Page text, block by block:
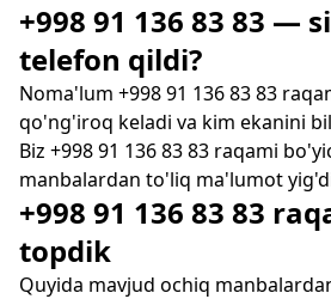
+998 91 136 83 83 —
telefon qildi?
Noma'lum +998 91 136 83 83
qo'ng'iroq keladi va kim ekanini
Biz +998 91 136 83 83 raqami
manbalardan to'liq ma'lumot
+998 91 136 83 83
topdik
Quyida mavjud ochiq